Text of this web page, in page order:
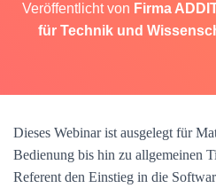
Veröffentlicht von Firma
für Technik und
Dieses Webinar ist ausgelegt für
Bedienung bis hin zu allgemeinen
Referent den Einstieg in die